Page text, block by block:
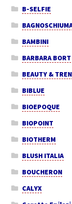
B-SELFIE
BAMBINI
BARBARA BORT
BEAUTY &
BIBLUE
BIOEPOQUE
BIOPOINT
BIOTHERM
BLUSH ITALIA
BOUCHERON
CALYX